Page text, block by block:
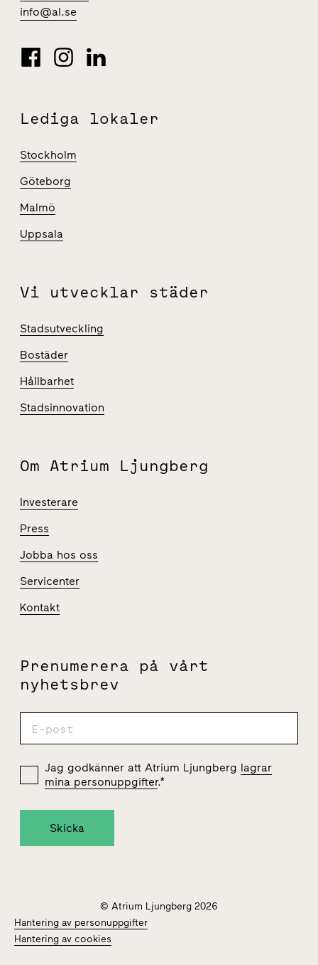
info@al.se
Lediga lokaler
Stockholm
Göteborg
Malmö
Uppsala
Vi utvecklar städer
Stadsutveckling
Bostäder
Hållbarhet
Stadsinnovation
Om Atrium Ljungberg
Investerare
Press
Jobba hos oss
Servicenter
Kontakt
Prenumerera på vårt
nyhetsbrev
Jag godkänner att Atrium Ljungberg lagrar
mina personuppgifter.*
© Atrium Ljungberg 2026
Hantering av personuppgifter
Hantering av cookies